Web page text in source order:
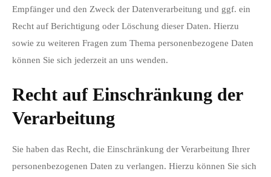
Empfänger und den Zweck der Datenverarbeitung und ggf. ein
Recht auf Berichtigung oder Löschung dieser Daten. Hierzu
sowie zu weiteren Fragen zum Thema personenbezogene Daten
können Sie sich jederzeit an uns wenden.
Recht auf Einschränkung der
Verarbeitung
Sie haben das Recht, die Einschränkung der Verarbeitung Ihrer
personenbezogenen Daten zu verlangen. Hierzu können Sie sich